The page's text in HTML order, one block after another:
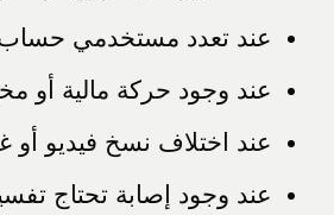
عند تعدد مستخدمي حساب
عند وجود حركة مالية أو
عند اختلاف نسخ فيديو أو
عند وجود إصابة تحتاج